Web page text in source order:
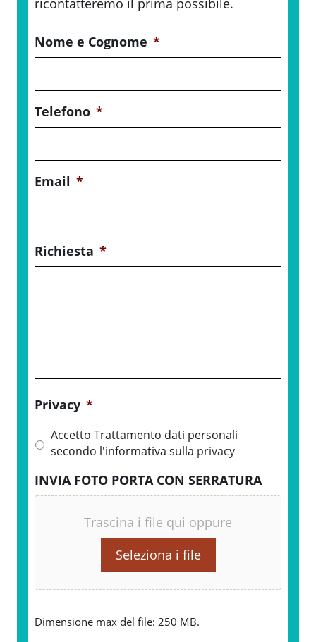
ricontatteremo il prima possibile.
Nome e Cognome *
Telefono *
Email *
Richiesta *
Privacy *
Accetto Trattamento dati personali
secondo l'informativa sulla privacy
INVIA FOTO PORTA CON SERRATURA
Trascina i file qui oppure
Seleziona i file
Dimensione max del file: 250 MB.